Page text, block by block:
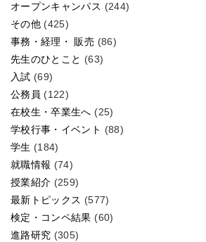
オープンキャンパス (244)
その他 (425)
事務・経理・ 販売 (86)
先生のひとこと (63)
入試 (69)
公務員 (122)
在校生・卒業生へ (25)
学校行事・イベント (88)
学生 (184)
就職情報 (74)
授業紹介 (259)
最新トピックス (577)
検定・コンペ結果 (60)
進路研究 (305)